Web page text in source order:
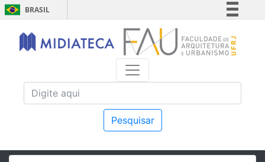
BRASIL
Simplifique!
Comunica BR
Acesso à informação
Pesquisar